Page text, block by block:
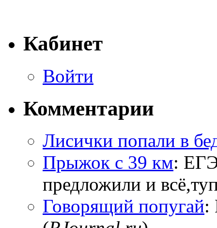
Кабинет
Войти
Комментарии
Лисички попали в
Прыжок с 39 км:
предложили и
Говорящий попугай: